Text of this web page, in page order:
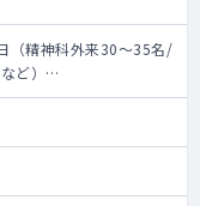
（精神科外来30～35名/
ど）
者の割合が高いです
稀にいます）
制がございます。